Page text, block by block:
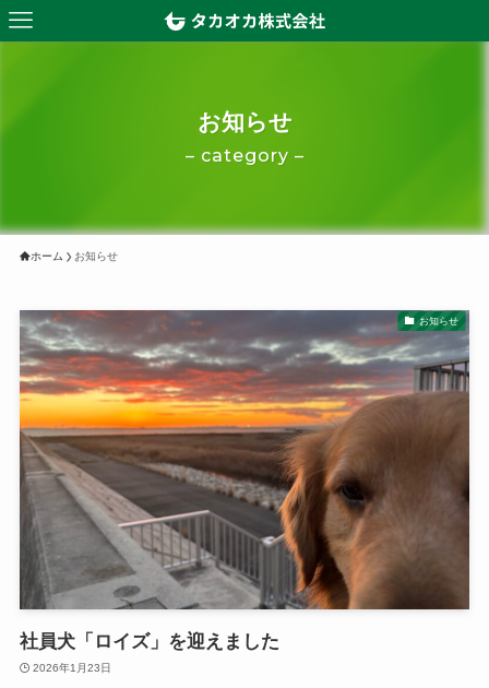
お知らせ
– category –
ホーム お知らせ
お知らせ
社員犬「ロイズ」を迎えました
2026年1月23日